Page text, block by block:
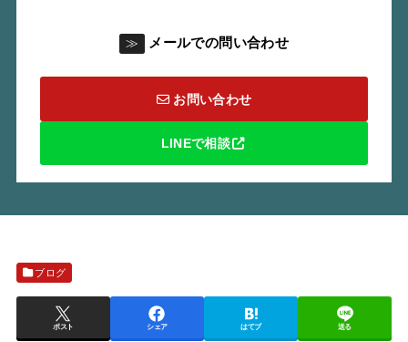
≫ メールでの問い合わせ
お問い合わせ
LINEで相談
ブログ
ポスト シェア はてブ 送る